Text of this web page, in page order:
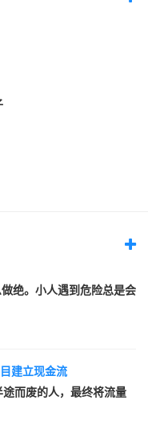
绝。小人遇到危险总是会
建立现金流
而废的人，最终将流量